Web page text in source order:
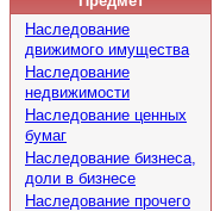
Наследование
движимого имущества
Наследование
недвижимости
Наследование ценных
бумаг
Наследование бизнеса,
доли в бизнесе
Наследование прочего